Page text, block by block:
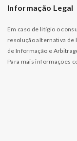
Informação Legal
Em caso de litígio o
resolução alternativa de
de Informação e
Para mais informações